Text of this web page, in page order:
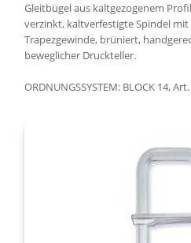
Gleitbügel aus kaltgezogenem
verzinkt, kaltverfestigte Spindel mit
Trapezgewinde, brüniert,
beweglicher Druckteller.
ORDNUNGSSYSTEM: BLOCK 14,